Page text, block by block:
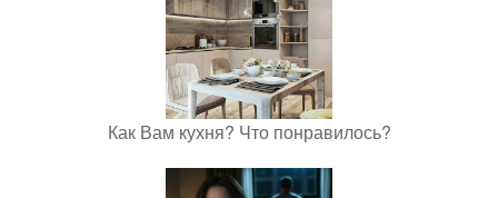
Как Вам кухня? Что понравилось?